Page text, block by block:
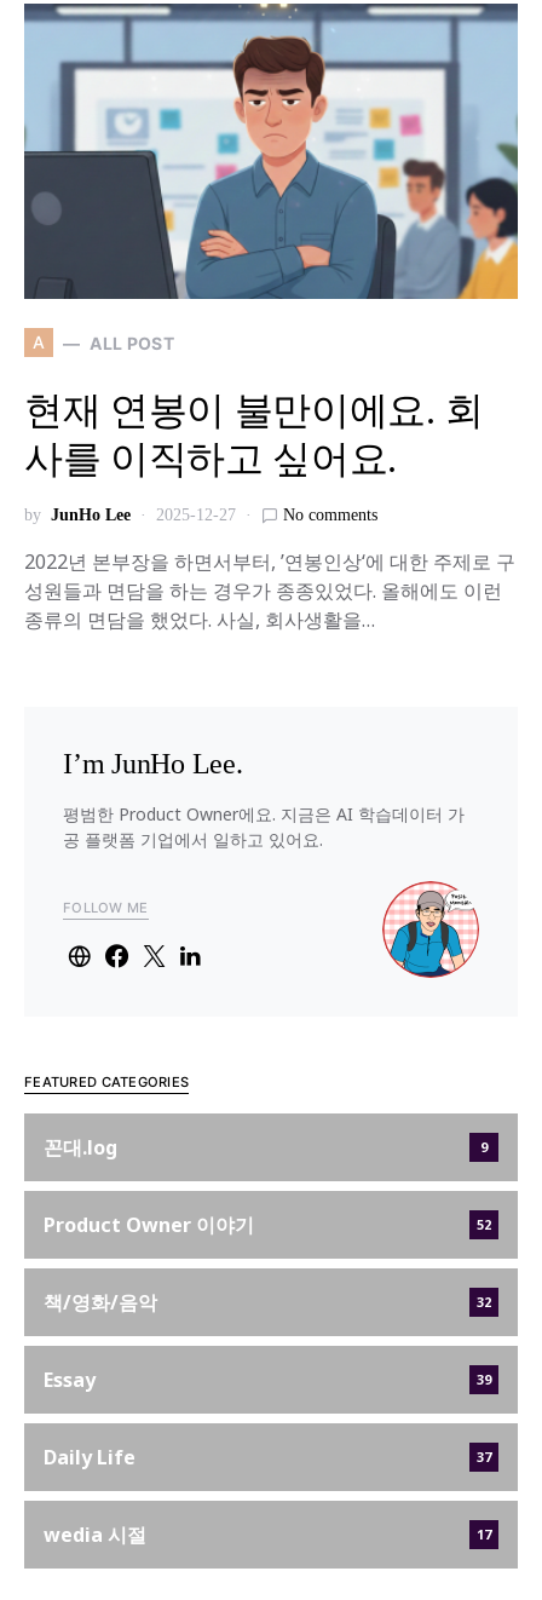
A ALL POST
현재 연봉이 불만이에요. 회
사를 이직하고 싶어요.
by JunHo Lee 2025-12-27 No comments
2022년 본부장을 하면서부터, ’연봉인상‘에 대한 주제로 구
성원들과 면담을 하는 경우가 종종있었다. 올해에도 이런
종류의 면담을 했었다. 사실, 회사생활을…
I’m JunHo Lee.
평범한 Product Owner에요. 지금은 AI 학습데이터 가
공 플랫폼 기업에서 일하고 있어요.
FOLLOW ME
FEATURED CATEGORIES
꼰대.log 9
Product Owner 이야기 52
책/영화/음악 32
Essay 39
Daily Life 37
wedia 시절 17